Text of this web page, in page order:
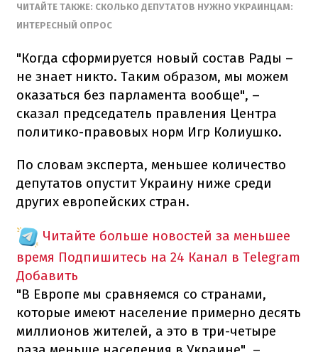
ЧИТАЙТЕ ТАКЖЕ: СКОЛЬКО ДЕПУТАТОВ НУЖНО УКРАИНЦАМ:
ИНТЕРЕСНЫЙ ОПРОС
"Когда сформируется новый состав Рады –
не знает никто. Таким образом, мы можем
оказаться без парламента вообще", –
сказал председатель правления Центра
политико-правовых норм Игр Колиушко.
По словам эксперта, меньшее количество
депутатов опустит Украину ниже среди
других европейских стран.
Читайте больше новостей за меньшее
время Подпишитесь на 24 Канал в Telegram
Добавить
"В Европе мы сравняемся со странами,
которые имеют население примерно десять
миллионов жителей, а это в три-четыре